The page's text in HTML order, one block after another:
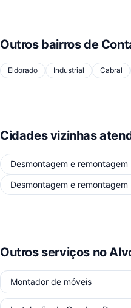
Outros bairros de
Eldorado Industrial Cabral
Cidades vizinhas
Desmontagem e
Desmontagem e
Outros serviços no
Montador de móveis